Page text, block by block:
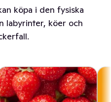
köpa i den fysiska
labyrinter, köer och